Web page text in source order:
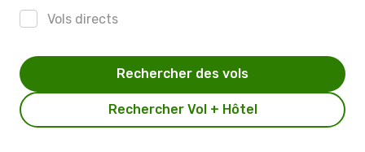
Vols directs
Rechercher Vol + Hôtel
Rechercher des vols